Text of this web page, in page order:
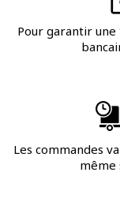
Pour garantir
Les commandes
même